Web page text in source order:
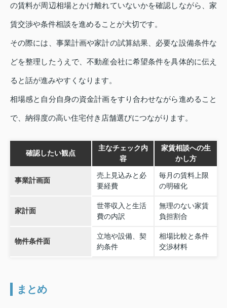
の賃料が周辺相場とかけ離れていないかを確認しながら、家
賃交渉や条件相談を進めることが大切です。
その際には、事業計画や家計の試算結果、必要な設備条件な
どを整理したうえで、不動産会社に希望条件を具体的に伝え
ると話が進みやすくなります。
相場感と自分自身の資金計画をすり合わせながら進めること
で、納得度の高い住宅付き店舗選びにつながります。
確認したい観点
主なチェック内
容
家賃相談への生
かし方
事業計画面
売上見込みと必
要経費
毎月の賃料上限
の明確化
家計面
世帯収入と生活
費の内訳
無理のない家賃
負担割合
物件条件面
立地や設備、契
約条件
相場比較と条件
交渉材料
まとめ